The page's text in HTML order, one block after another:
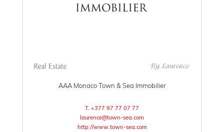
AAA Monaco Town & Sea Immobilier
T. +377 97 77 07 77
laurence@town-sea.com
http://www.town-sea.com